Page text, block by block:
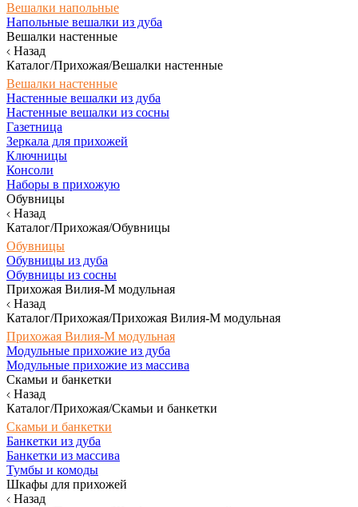
Вешалки напольные
Напольные вешалки из дуба
Вешалки настенные
Назад
Каталог/Прихожая/Вешалки настенные
Вешалки настенные
Настенные вешалки из дуба
Настенные вешалки из сосны
Газетница
Зеркала для прихожей
Ключницы
Консоли
Наборы в прихожую
Обувницы
Назад
Каталог/Прихожая/Обувницы
Обувницы
Обувницы из дуба
Обувницы из сосны
Прихожая Вилия-М модульная
Назад
Каталог/Прихожая/Прихожая Вилия-М модульная
Прихожая Вилия-М модульная
Модульные прихожие из дуба
Модульные прихожие из массива
Скамьи и банкетки
Назад
Каталог/Прихожая/Скамьи и банкетки
Скамьи и банкетки
Банкетки из дуба
Банкетки из массива
Тумбы и комоды
Шкафы для прихожей
Назад